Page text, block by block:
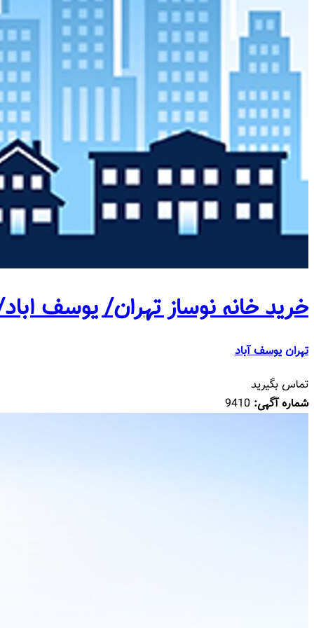
خرید خانه نوساز تهران/ یوسف اباد/ 120
تهرانیوسف آباد
تماس بگیرید
شماره آگهی: 9410